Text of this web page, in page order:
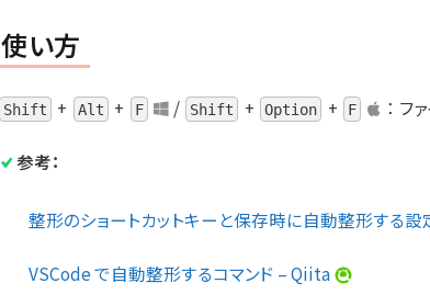
使い方
Shift + Alt + F / Shift + Option + F ： フ
参考：
整形のショートカットキーと保存時に自動整形する設
VSCode で自動整形するコマンド – Qiita